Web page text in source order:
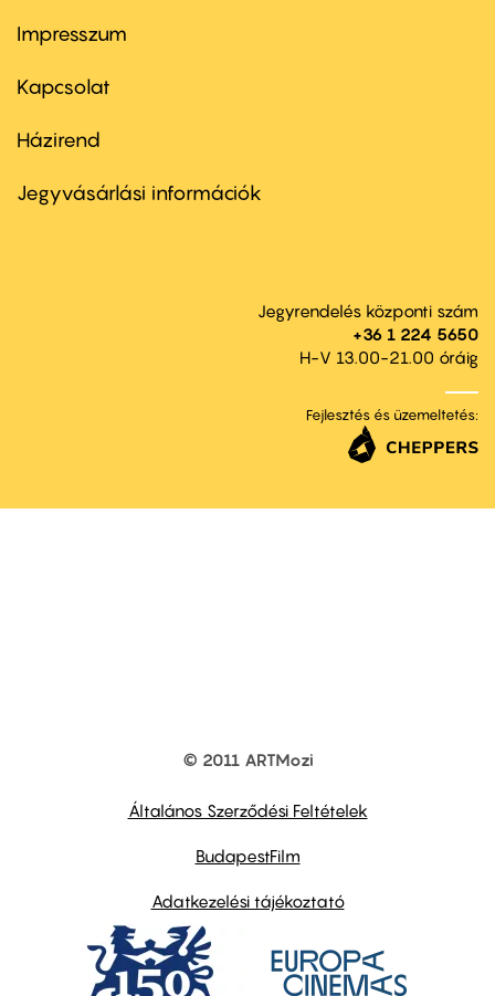
Footer
first
Impresszum
Kapcsolat
Footer
second
Házirend
Jegyvásárlási információk
Jegyrendelés központi szám
+36 1 224 5650
H-V 13.00-21.00 óráig
Fejlesztés és üzemeltetés:
© 2011 ARTMozi
Általános Szerződési Feltételek
BudapestFilm
Adatkezelési tájékoztató